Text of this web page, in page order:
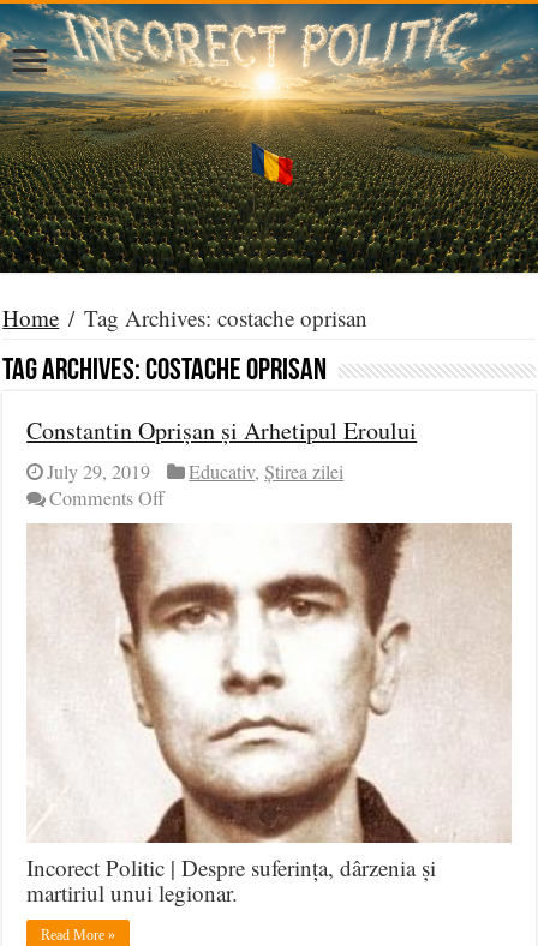
Home / Tag Archives: costache oprisan
Tag Archives:costache oprisan
Constantin Oprișan și Arhetipul Eroului
July 29, 2019 Educativ,Știrea zilei
Comments Offon
Constantin
Arhetipul
Eroului
Incorect Politic | Despre suferința, dârzenia și
martiriul unui legionar.
Read More »